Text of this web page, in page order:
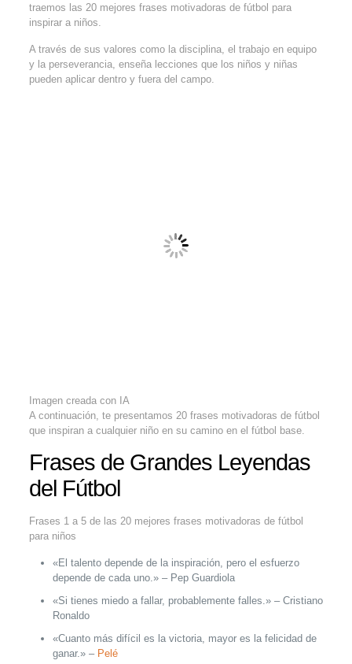
traemos las 20 mejores frases motivadoras de fútbol para
inspirar a niños.
A través de sus valores como la disciplina, el trabajo en equipo
y la perseverancia, enseña lecciones que los niños y niñas
pueden aplicar dentro y fuera del campo.
Imagen creada con IA
A continuación, te presentamos 20 frases motivadoras de fútbol
que inspiran a cualquier niño en su camino en el fútbol base.
Frases de Grandes Leyendas
del Fútbol
Frases 1 a 5 de las 20 mejores frases motivadoras de fútbol
para niños
«El talento depende de la inspiración, pero el esfuerzo
depende de cada uno.» – Pep Guardiola
«Si tienes miedo a fallar, probablemente falles.» – Cristiano
Ronaldo
«Cuanto más difícil es la victoria, mayor es la felicidad de
ganar.» – Pelé